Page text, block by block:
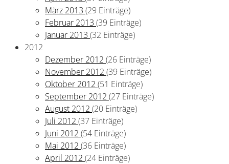
März 2013 (29 Einträge)
Februar 2013 (39 Einträge)
Januar 2013 (32 Einträge)
2012
Dezember 2012 (26 Einträge)
November 2012 (39 Einträge)
Oktober 2012 (51 Einträge)
September 2012 (27 Einträge)
August 2012 (20 Einträge)
Juli 2012 (37 Einträge)
Juni 2012 (54 Einträge)
Mai 2012 (36 Einträge)
April 2012 (24 Einträge)